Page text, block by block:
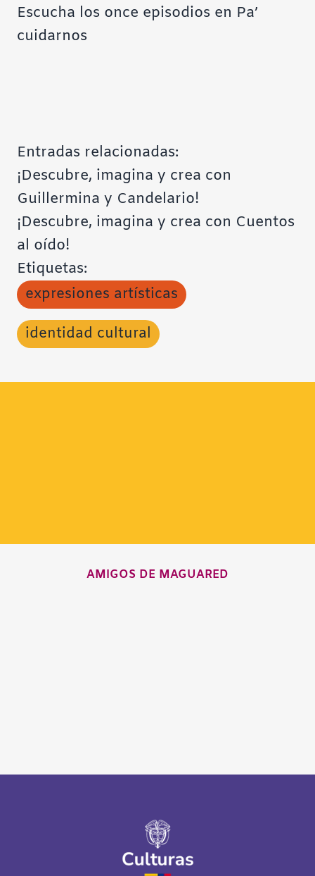
Escucha los once episodios en Pa’
cuidarnos
Entradas relacionadas:
¡Descubre, imagina y crea con
Guillermina y Candelario!
¡Descubre, imagina y crea con Cuentos
al oído!
Etiquetas:
expresiones artísticas
identidad cultural
AMIGOS DE MAGUARED